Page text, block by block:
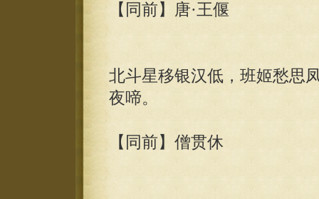
【同前】唐·王偃
北斗星移银汉低，班姬愁思
夜啼。
【同前】僧贯休